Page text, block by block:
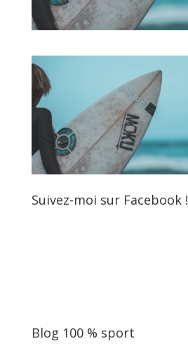
Suivez-moi sur Facebook !
Blog 100 % sport